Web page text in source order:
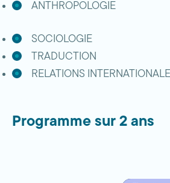
ANTHROPOLOGIE
SOCIOLOGIE
TRADUCTION
RELATIONS
Programme sur 2 ans